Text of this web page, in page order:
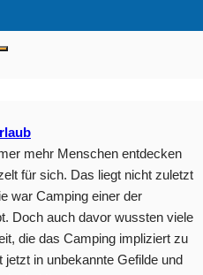
mehr Menschen entdecken
für sich. Das liegt nicht zuletzt
war Camping einer der
Doch auch davor wussten viele
die das Camping impliziert zu
in unbekannte Gefilde und